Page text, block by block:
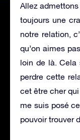
Allez
toujours une
notre relation,
qu’on aimes
loin de là. Cela
perdre cette
cet être cher
me suis posé
pouvoir trouver